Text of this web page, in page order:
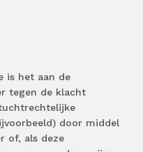
is het aan de
tegen de klacht
door middel
of, als deze